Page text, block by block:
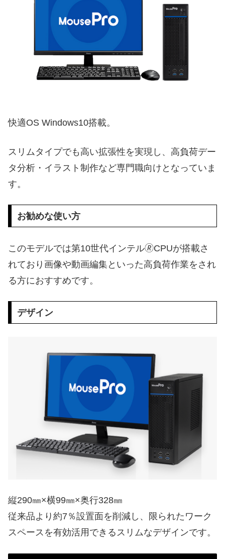
快適OS Windows10搭載。
スリムタイプでも高い拡張性を実現し、高負荷デー
タ分析・イラスト制作など専門職向けとなっていま
す。
お勧めな使い方
このモデルでは第10世代インテル🄬CPUが搭載さ
れており画像や動画編集といった高負荷作業をされ
る方におすすめです。
デザイン
縦290㎜×横99㎜×奥行328㎜
従来品より約7％設置面を削減し、限られたワーク
スペースを有効活用できるスリムなデザインです。